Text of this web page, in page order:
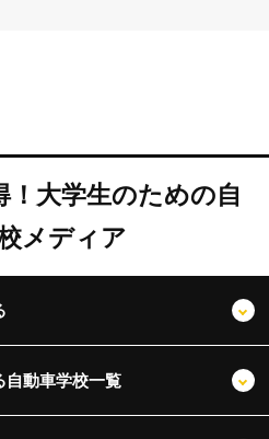
！大学生のための自
メディア
自動車学校一覧